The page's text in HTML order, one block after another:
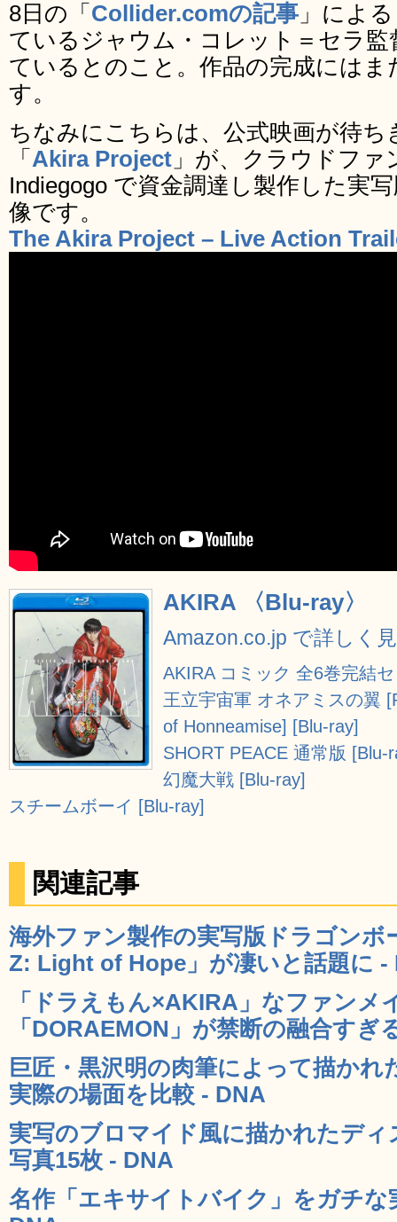
8日の「 Collider.comの記事 」によ
ているジャウム・コレット＝セラ
ているとのこと。作品の完成には
す。
ちなみにこちらは、公式映画が待
「 Akira Project 」が、クラウドフ
Indiegogo で資金調達し製作した実
像です。
The Akira Project – Live Action
AKIRA 〈Blu-ray〉
Amazon.co.jp で詳しく
AKIRA コミック 全6巻完結
王立宇宙軍 オネアミスの翼
of Honneamise] [Blu-ray]
SHORT PEACE 通常版 [Blu-
幻魔大戦 [Blu-ray]
スチームボーイ [Blu-ray]
関連記事
海外ファン製作の実写版ドラゴン
Z: Light of Hope」が凄いと話題に -
「ドラえもん×AKIRA」なファンメ
「DORAEMON」が禁断の融合すぎ
巨匠・黒沢明の肉筆によって描かれ
実際の場面を比較 - DNA
実写のブロマイド風に描かれたデ
写真15枚 - DNA
名作「エキサイトバイク」をガチ